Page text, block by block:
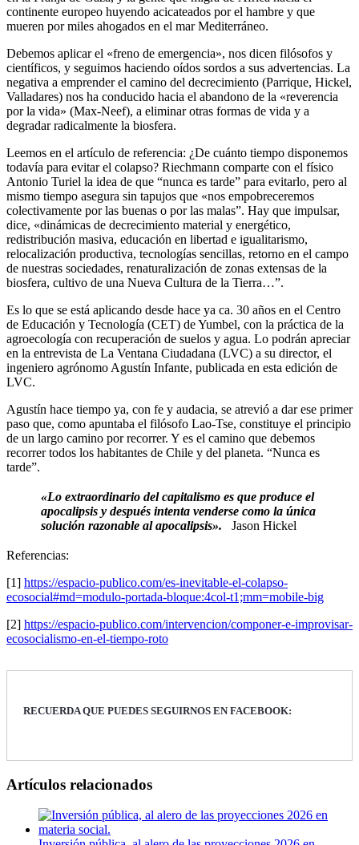
continente europeo huyendo acicateados por el hambre y que
mueren por miles ahogados en el mar Mediterráneo.
Debemos aplicar el «freno de emergencia», nos dicen filósofos y
científicos, y seguimos haciendo oídos sordos a sus advertencias. La
negativa a emprender el camino del decrecimiento (Parrique, Hickel,
Valladares) nos ha conducido hacia el abandono de la «reverencia
por la vida» (Max-Neef), a eliminar otras formas de vida y a
degradar radicalmente la biosfera.
Leemos en el artículo de referencia: ¿De cuánto tiempo disponemos
todavía para evitar el colapso? Riechmann comparte con el físico
Antonio Turiel la idea de que “nunca es tarde” para evitarlo, pero al
mismo tiempo asegura sin tapujos que «nos empobreceremos
colectivamente por las buenas o por las malas”. Hay que impulsar,
dice, «dinámicas de decrecimiento material y energético,
redistribución masiva, educación en libertad e igualitarismo,
relocalización productiva, tecnologías sencillas, retorno en el campo
de nuestras sociedades, renaturalización de zonas extensas de la
biosfera, cultivo de una Nueva Cultura de la Tierra…”.
Es lo que se está aplicando desde hace ya ca. 30 años en el Centro
de Educación y Tecnología (CET) de Yumbel, con la práctica de la
agroecología con recuperación de suelos y agua. Lo podrán apreciar
en la entrevista de La Ventana Ciudadana (LVC) a su director, el
ingeniero agrónomo Agustín Infante, publicada en esta edición de
LVC.
Agustín hace tiempo ya, con fe y audacia, se atrevió a dar ese primer
paso que, como apuntaba el filósofo Lao-Tse, constituye el principio
de un largo camino por recorrer. Y es el camino que debemos
recorrer todos los habitantes de Chile y del planeta. “Nunca es
tarde”.
«Lo extraordinario del capitalismo es que produce el
apocalipsis y después intenta venderse como la única
solución razonable al apocalipsis».
Jason Hickel
Referencias:
[1] https://espacio-publico.com/es-inevitable-el-colapso-
ecosocial#md=modulo-portada-bloque:4col-t1;mm=mobile-big
[2] https://espacio-publico.com/intervencion/componer-e-improvisar-
ecosocialismo-en-el-tiempo-roto
RECUERDA QUE PUEDES SEGUIRNOS EN FACEBOOK:
Artículos relacionados